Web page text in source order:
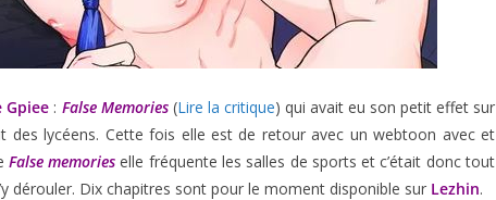
Gpiee : False Memories (Lire la critique) qui avait eu son petit effet sur
des lycéens. Cette fois elle est de retour avec un webtoon avec et
False memories elle fréquente les salles de sports et c’était donc tout
dérouler. Dix chapitres sont pour le moment disponible sur Lezhin.